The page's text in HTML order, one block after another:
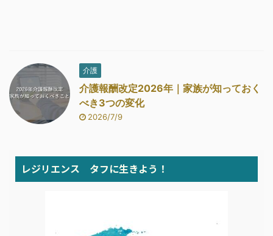
介護
介護報酬改定2026年｜家族が知っておく
べき3つの変化
2026/7/9
レジリエンス タフに生きよう！